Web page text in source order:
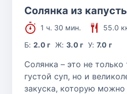
Солянка из
1 ч. 30 мин.
55.0
Б:2.0 г Ж: 3.0 г У: 7.0 г
Солянка – это не
густой суп, но и
закуска, которую можно